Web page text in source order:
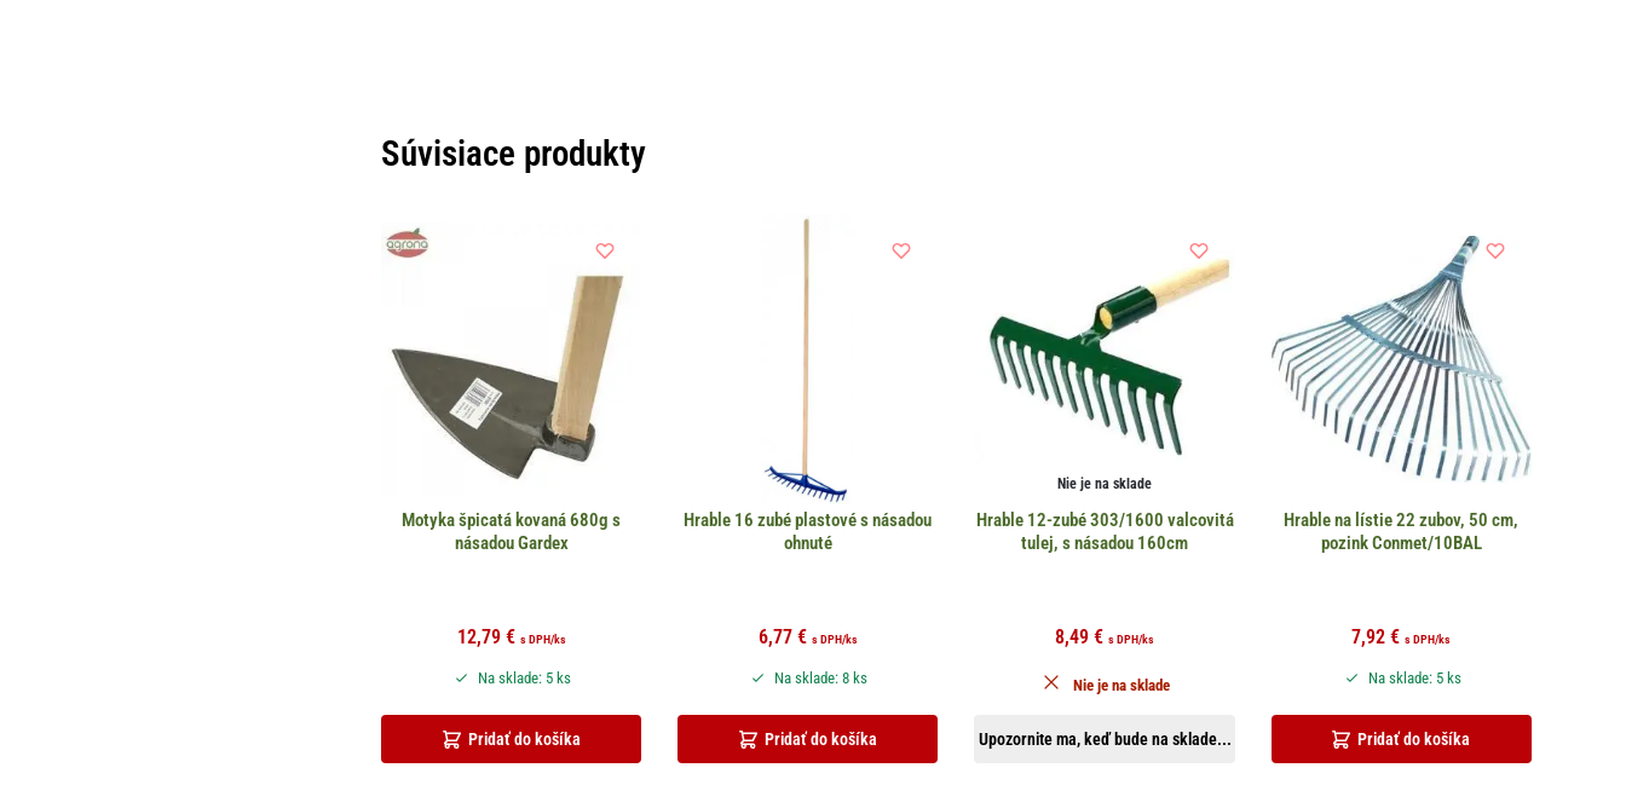
Súvisiace produkty
Motyka špicatá kovaná 680g s
násadou Gardex
12,79 € s DPH/ks
Pridať do košíka
Na sklade: 5 ks
Hrable 16 zubé plastové s násadou
ohnuté
6,77 € s DPH/ks
Pridať do košíka
Na sklade: 8 ks
Nie je na sklade
Hrable 12-zubé 303/1600 valcovitá
tulej, s násadou 160cm
8,49 € s DPH/ks
Upozornite ma, keď bude na sklade...
Nie je na sklade
Hrable na lístie 22 zubov, 50 cm,
pozink Conmet/10BAL
7,92€ s DPH/ks
Pridať do košíka
Na sklade: 5 ks